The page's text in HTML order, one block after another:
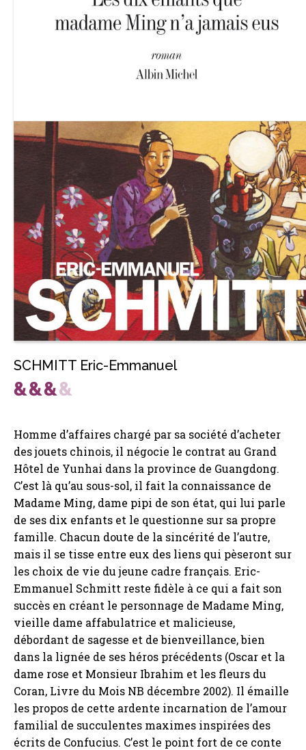
SCHMITT Eric-Emmanuel
Homme d’affaires chargé par sa société d’acheter
des jouets chinois, il négocie le contrat au Grand
Hôtel de Yunhai dans la province de Guangdong.
C’est là qu’au sous-sol, il fait la connaissance de
Madame Ming, dame pipi de son état, qui lui parle
de ses dix enfants et le questionne sur sa propre
famille. Chacun doute de la sincérité de l’autre,
mais il se tisse entre eux des liens qui pèseront sur
les choix de vie du jeune cadre français. Eric-
Emmanuel Schmitt reste fidèle à ce qui a fait son
succès en créant le personnage de Madame Ming,
vieille dame affabulatrice et malicieuse,
débordant de sagesse et de bienveillance, bien
dans la lignée de ses héros précédents (Oscar et la
dame rose et Monsieur Ibrahim et les fleurs du
Coran, Livre du Mois NB décembre 2002). Il émaille
les propos de cette ardente incarnation de l’amour
familial de succulentes maximes inspirées des
écrits de Confucius. C’est le point fort de ce conte